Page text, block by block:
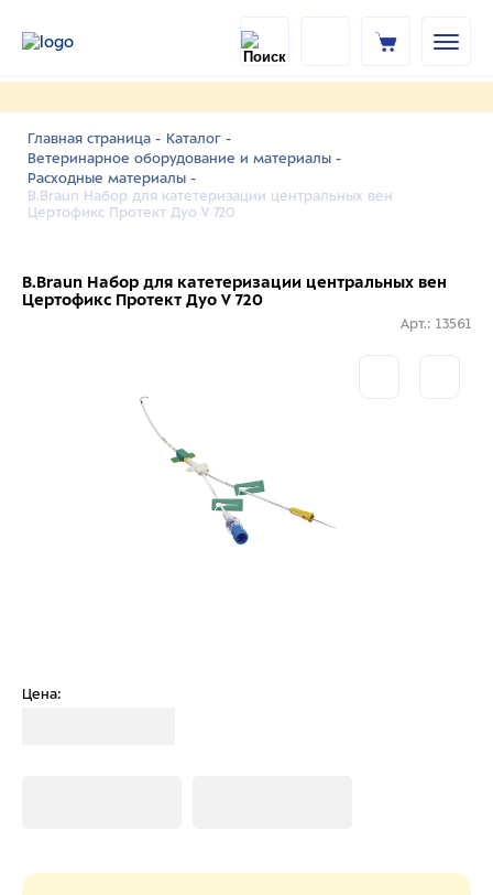
Главная страница - Каталог -
Ветеринарное оборудование и материалы -
Расходные материалы -
B.Braun Набор для катетеризации центральных вен
Цертофикс Протект Дуо V 720
B.Braun Набор для катетеризации центральных вен
Цертофикс Протект Дуо V 720
Арт.: 13561
Цена: